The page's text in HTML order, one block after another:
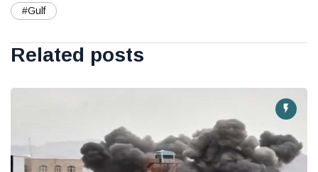
#Gulf
Related posts